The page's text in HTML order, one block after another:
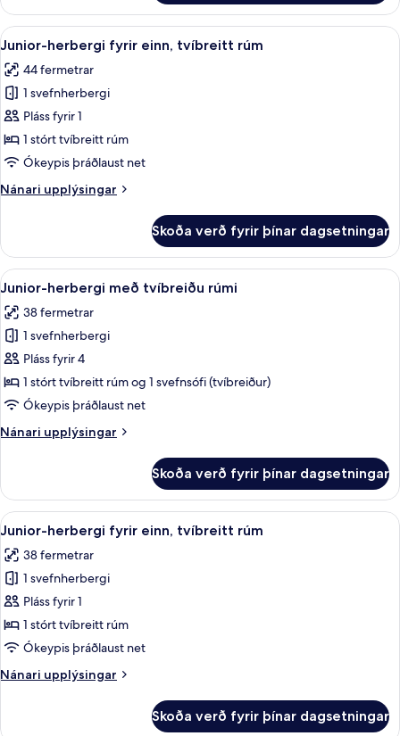
herbergi
með
tvíbreiðu
Skoða
allar
myndir
fyrir
Junior-
herbergi
fyrir
tvíbreitt
Rúmföt af bestu gerð, míníbar,
5
Junior-herbergi fyrir einn, tvíbreitt rúm
44 fermetrar
1 svefnherbergi
Pláss fyrir 1
1 stórt tvíbreitt rúm
Ókeypis þráðlaust net
Nánari upplýsingar
Nánari
herbergi
fyrir
einn,
rúm
Skoða verð fyrir þínar dagsetningar
Skoða
allar
myndir
fyrir
Junior-
herbergi
með
rúmi
Rúmföt af bestu gerð, míníbar,
4
Junior-herbergi með tvíbreiðu rúmi
38 fermetrar
1 svefnherbergi
Pláss fyrir 4
1 stórt tvíbreitt rúm og 1 svefnsófi (tvíbreiður)
Ókeypis þráðlaust net
Nánari upplýsingar
Nánari
herbergi
með
tvíbreiðu
Skoða verð fyrir þínar dagsetningar
Skoða
allar
myndir
fyrir
Junior-
herbergi
fyrir
tvíbreitt
Rúmföt af bestu gerð, míníbar,
4
Junior-herbergi fyrir einn, tvíbreitt rúm
38 fermetrar
1 svefnherbergi
Pláss fyrir 1
1 stórt tvíbreitt rúm
Ókeypis þráðlaust net
Nánari upplýsingar
Nánari
Skoða verð fyrir þínar dagsetningar